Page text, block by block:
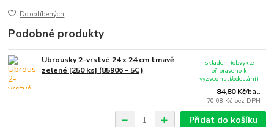
Do oblíbených
Podobné produkty
Ubrousky 2-vrstvé 24 x 24 cm tmavě
zelené [250 ks] (85906 - 5C)
84,80 Kč/bal.
70,08 Kč bez DPH
skladem (obvykle
připraveno k
vyzvednutí/odeslání)
Přidat do košíku